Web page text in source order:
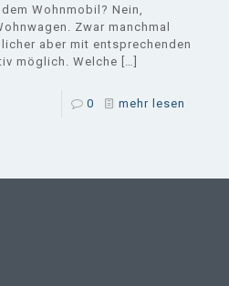
Wohnmobil? Nein,
Zwar manchmal
aber mit entsprechenden
möglich. Welche
0 mehr lesen